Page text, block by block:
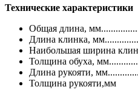
Технические характеристики
Общая длина,
Длина клинка,
Наибольшая ширина
Толщина обуха,
Длина рукояти,
Толщина рукояти,мм